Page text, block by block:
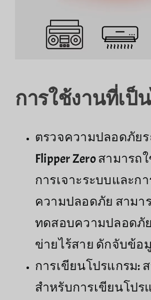
การใช้งานที่เป็
ตรวจความปลอดภัย
Flipper Zero สามารถ
การเจาะระบบและก
ความปลอดภัย สามา
ทดสอบความปลอดภั
ข่ายไร้สาย ดักจับข้อ
การเขียนโปรแกรม:
สำหรับการเขียนโปร